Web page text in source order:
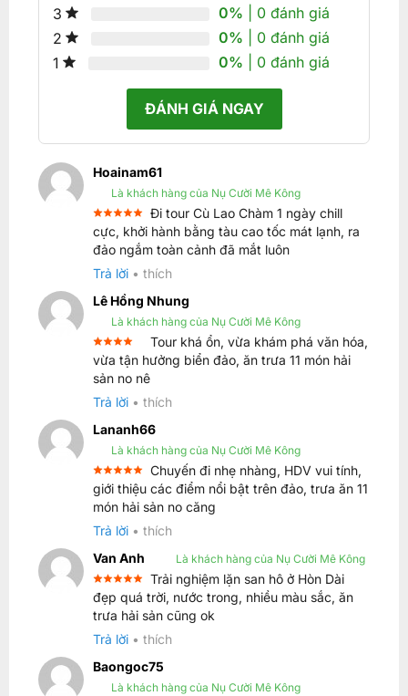
3
0% | 0 đánh giá
2
0% | 0 đánh giá
1
0% | 0 đánh giá
ĐÁNH GIÁ NGAY
Hoainam61
Là khách hàng của Nụ Cười Mê Kông
Được xếp
hạng 55
sao
Đi tour Cù Lao Chàm 1 ngày chill
cực, khởi hành bằng tàu cao tốc mát lạnh, ra
đảo ngắm toàn cảnh đã mắt luôn
Trả lời • thích
Lê Hồng Nhung
Là khách hàng của Nụ Cười Mê Kông
Được
xếp
hạng4
Tour khá ổn, vừa khám phá văn hóa,
vừa tận hưởng biển đảo, ăn trưa 11 món hải
sản no nê
Trả lời • thích
Lananh66
Là khách hàng của Nụ Cười Mê Kông
Được xếp
hạng5 5
sao
Chuyến đi nhẹ nhàng, HDV vui tính,
giới thiệu các điểm nổi bật trên đảo, trưa ăn 11
món hải sản no căng
Trả lời • thích
Van Anh
Là khách hàng của Nụ Cười Mê Kông
Được xếp
hạng 55
sao
Trải nghiệm lặn san hô ở Hòn Dài
đẹp quá trời, nước trong, nhiều màu sắc, ăn
trưa hải sản cũng ok
Trả lời • thích
Baongoc75
Là khách hàng của Nụ Cười Mê Kông